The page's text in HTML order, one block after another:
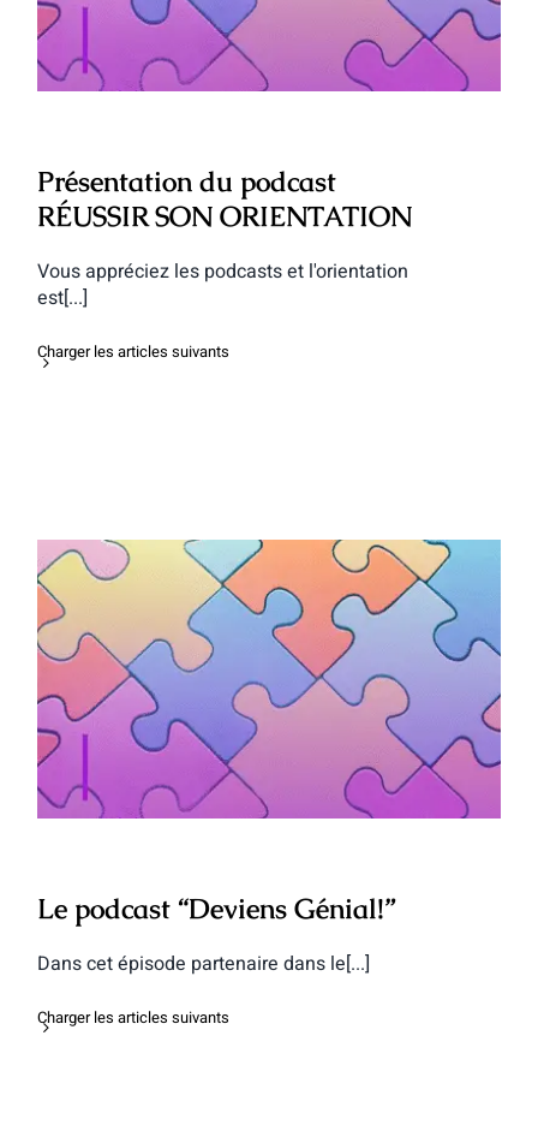
Présentation du podcast
RÉUSSIR SON ORIENTATION
Vous appréciez les podcasts et l'orientation
est[...]
Charger les articles suivants
Le podcast “Deviens Génial!”
Le podcast “Deviens Génial!”
Dans cet épisode partenaire dans le[...]
Charger les articles suivants